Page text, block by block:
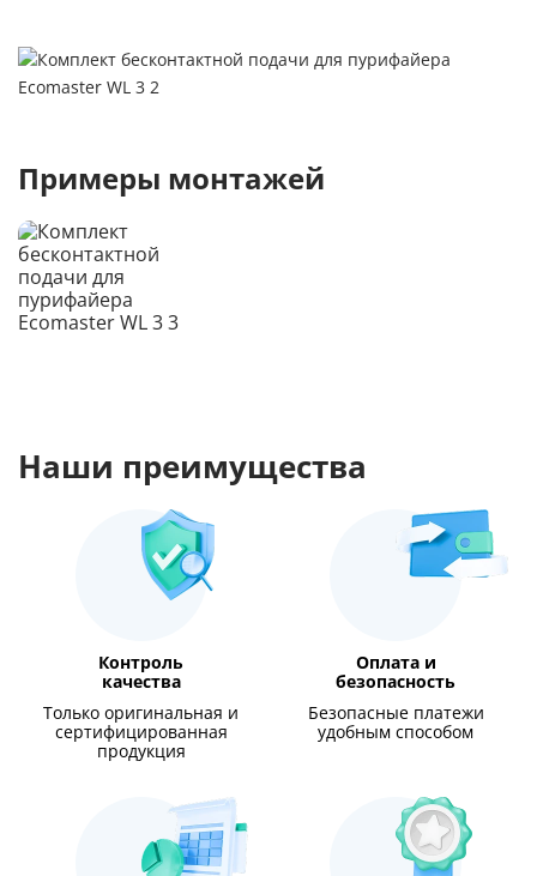
Примеры монтажей
Наши преимущества
Контроль
качества
Только оригинальная и
сертифицированная
продукция
Оплата и
безопасность
Безопасные платежи
удобным способом